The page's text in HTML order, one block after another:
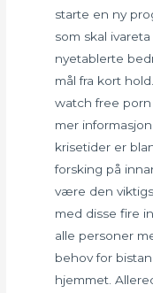
starte en ny
som skal
nyetablerte
mål fra kort
watch free porn
mer
krisetider er
forsking på
være den
med disse fire
alle personer
behov for
hjemmet.